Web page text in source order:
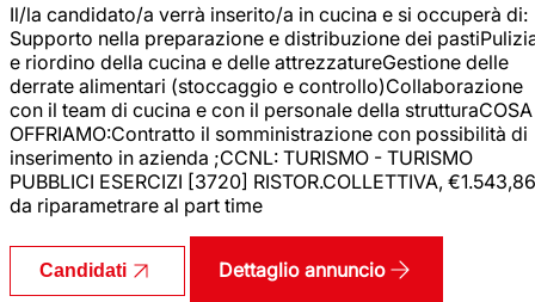
Il/la candidato/a verrà inserito/a in cucina e si occuperà di:
Supporto nella preparazione e distribuzione dei
e riordino della cucina e delle attrezzatureGestione delle
derrate alimentari (stoccaggio e controllo)Collaborazione
con il team di cucina e con il personale della strutturaCOSA
OFFRIAMO:Contratto il somministrazione con possibilità di
inserimento in azienda ;CCNL: TURISMO - TURISMO
PUBBLICI ESERCIZI [3720] RISTOR.COLLETTIVA, €1.543,86
da riparametrare al part time
Candidati Dettaglio annuncio